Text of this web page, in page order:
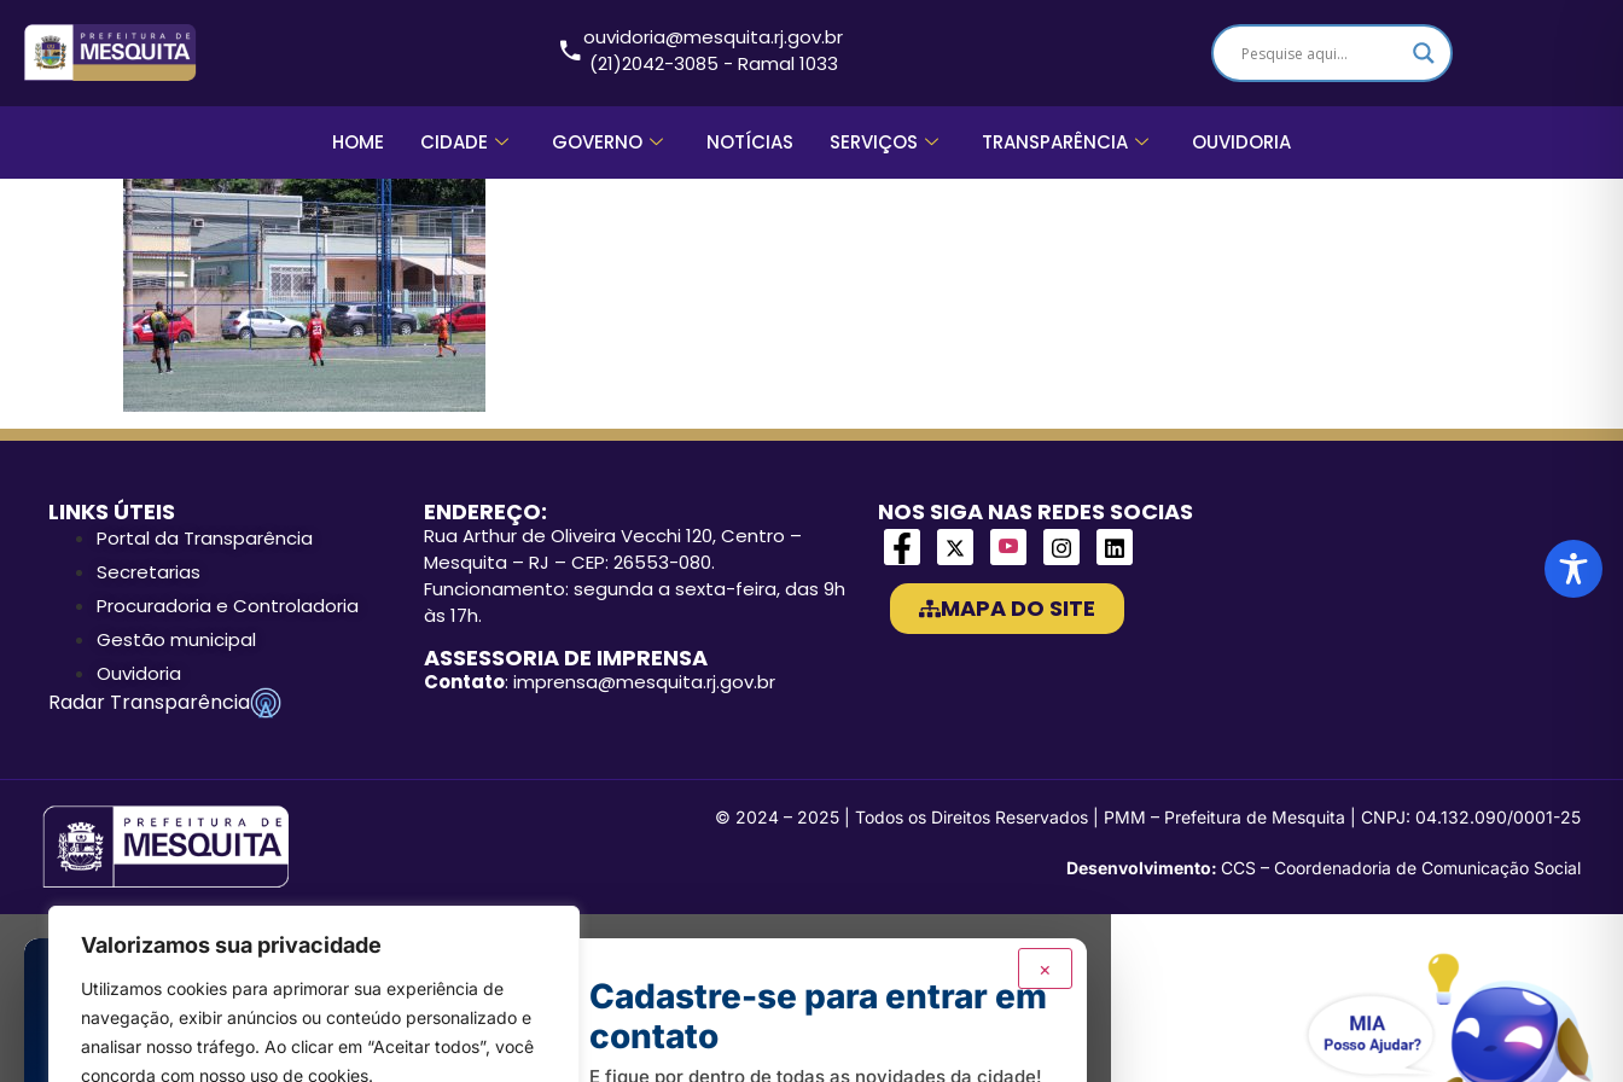
Valorizamos sua privacidade
Utilizamos cookies para aprimorar sua experiência de
navegação, exibir anúncios ou conteúdo personalizado e
analisar nosso tráfego. Ao clicar em “Aceitar todos”, você
concorda com nosso uso de cookies.
ouvidoria@mesquita.rj.gov.br
(21)2042-3085 - Ramal 1033
HOME CIDADE GOVERNO NOTÍCIAS SERVIÇOS TRANSPARÊNCIA OUVIDORIA
LINKS ÚTEIS
Portal da Transparência
Secretarias
Procuradoria e Controladoria
Gestão municipal
Ouvidoria
Radar Transparência
ENDEREÇO:
Rua Arthur de Oliveira Vecchi 120, Centro –
Mesquita – RJ – CEP: 26553-080.
Funcionamento: segunda a sexta-feira, das 9h
às 17h.
ASSESSORIA DE IMPRENSA
Contato: imprensa@mesquita.rj.gov.br
NOS SIGA NAS REDES SOCIAS
MAPA DO SITE
© 2024 – 2025 | Todos os Direitos Reservados | PMM – Prefeitura de Mesquita | CNPJ: 04.132.090/0001-25
Desenvolvimento:CCS – Coordenadoria de Comunicação Social
×
Cadastre-se para entrar em
contato
E fique por dentro de todas as novidades da cidade!